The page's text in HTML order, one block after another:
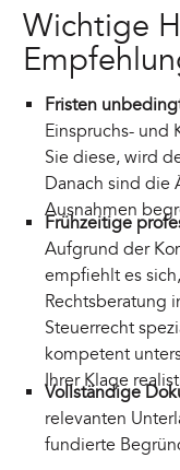
Wichtige
Fristen
Einspruchs- und
Sie diese, wird
Danach sind die
Ausnahmen
Frühzeitige
Aufgrund der
empfiehlt es
Rechtsberatung
Steuerrecht
kompetent
Ihrer Klage
Vollständige
relevanten
fundierte